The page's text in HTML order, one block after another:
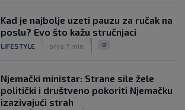
SK prije 3 h
Dinamo u finalu Ramljaka! Sutra protiv
Ajaxa na glavnom terenu Maksimira
Kad je najbolje uzeti pauzu za ručak na
poslu? Evo što kažu stručnjaci
LIFESTYLE prije 7 min 0
Njemački ministar: Strane sile žele
politički i društveno pokoriti Njemačku
izazivajući strah